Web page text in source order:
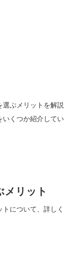
ぶメリットを解説
いくつか紹介してい
メリット
について、詳しく